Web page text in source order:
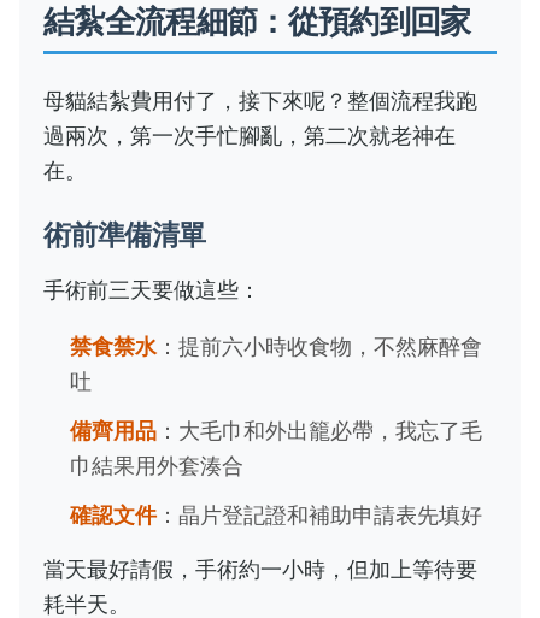
結紮全流程細節：從預約到回家
母貓結紮費用付了，接下來呢？整個流程我跑
過兩次，第一次手忙腳亂，第二次就老神在
在。
術前準備清單
手術前三天要做這些：
禁食禁水 ：提前六小時收食物，不然麻醉會
吐
備齊用品 ：大毛巾和外出籠必帶，我忘了毛
巾結果用外套湊合
確認文件：晶片登記證和補助申請表先填好
當天最好請假，手術約一小時，但加上等待要
耗半天。